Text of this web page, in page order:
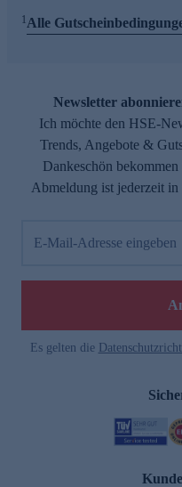
1Alle
Newsletter
Ich möchte den HSE-
Trends, Angebote &
Dankeschön
Abmeldung ist jederzeit
E-Mail-Adresse eingeben
Es gelten die